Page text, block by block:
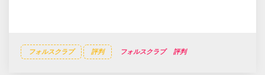
フォルスクラブ 評判 フォルスクラブ 評判